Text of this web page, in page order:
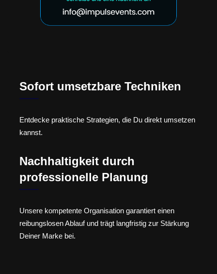
Sofort umsetzbare Techniken
Entdecke praktische Strategien, die Du direkt umsetzen
kannst.
Nachhaltigkeit durch
professionelle Planung
Unsere kompetente Organisation garantiert einen
reibungslosen Ablauf und trägt langfristig zur Stärkung
Deiner Marke bei.